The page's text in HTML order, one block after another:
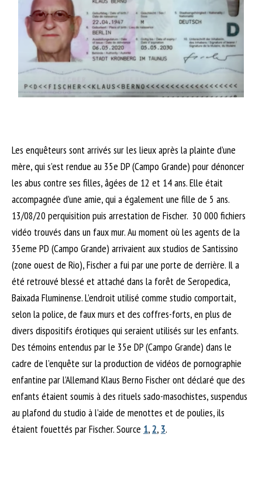
Les enquêteurs sont arrivés sur les lieux après la plainte d’une
mère, qui s’est rendue au 35e DP (Campo Grande) pour dénoncer
les abus contre ses filles, âgées de 12 et 14 ans. Elle était
accompagnée d’une amie, qui a également une fille de 5 ans.
13/08/20 perquisition puis arrestation de Fischer. 30 000 fichiers
vidéo trouvés dans un faux mur. Au moment où les agents de la
35eme PD (Campo Grande) arrivaient aux studios de Santissino
(zone ouest de Rio), Fischer a fui par une porte de derrière. Il a
été retrouvé blessé et attaché dans la forêt de Seropedica,
Baixada Fluminense. L’endroit utilisé comme studio comportait,
selon la police, de faux murs et des coffres-forts, en plus de
divers dispositifs érotiques qui seraient utilisés sur les enfants.
Des témoins entendus par le 35e DP (Campo Grande) dans le
cadre de l’enquête sur la production de vidéos de pornographie
enfantine par l’Allemand Klaus Berno Fischer ont déclaré que des
enfants étaient soumis à des rituels sado-masochistes, suspendus
au plafond du studio à l’aide de menottes et de poulies, ils
étaient fouettés par Fischer. Source 1,2, 3.